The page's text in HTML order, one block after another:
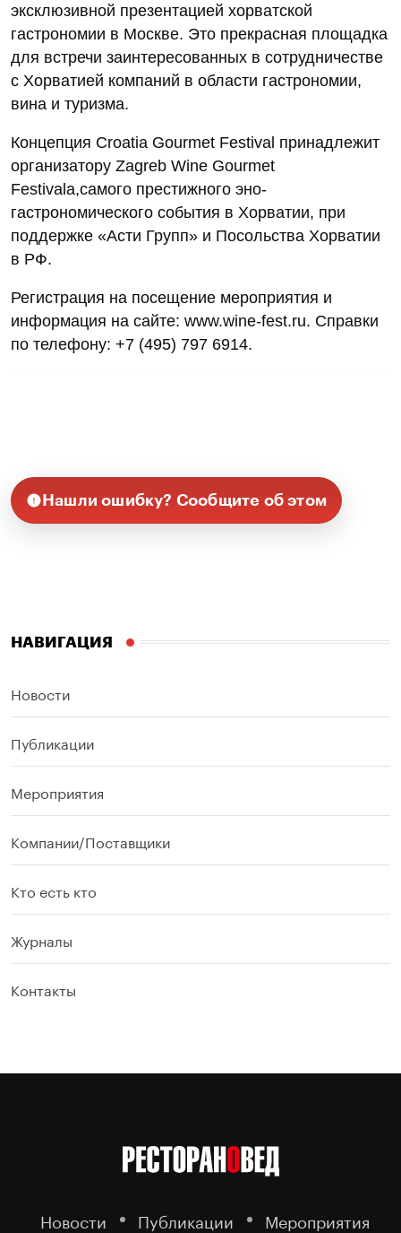
эксклюзивной презентацией хорватской
гастрономии в Москве. Это прекрасная площадка
для встречи заинтересованных в сотрудничестве
с Хорватией компаний в области гастрономии,
вина и туризма.
Концепция Croatia Gourmet Festival принадлежит
организатору Zagreb Wine Gourmet
Festivala,самого престижного эно-
гастрономического события в Хорватии, при
поддержке «Асти Групп» и Посольства Хорватии
в РФ.
Регистрация на посещение мероприятия и
информация на сайте: www.wine-fest.ru. Справки
по телефону: +7 (495) 797 6914.
Нашли ошибку? Сообщите об этом
НАВИГАЦИЯ
Новости
Публикации
Мероприятия
Компании/Поставщики
Кто есть кто
Журналы
Контакты
Новости Публикации
Мероприятия